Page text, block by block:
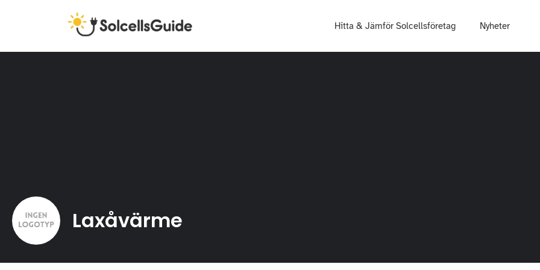
Hitta & Jämför Solcellsföretag Nyheter
Laxåvärme